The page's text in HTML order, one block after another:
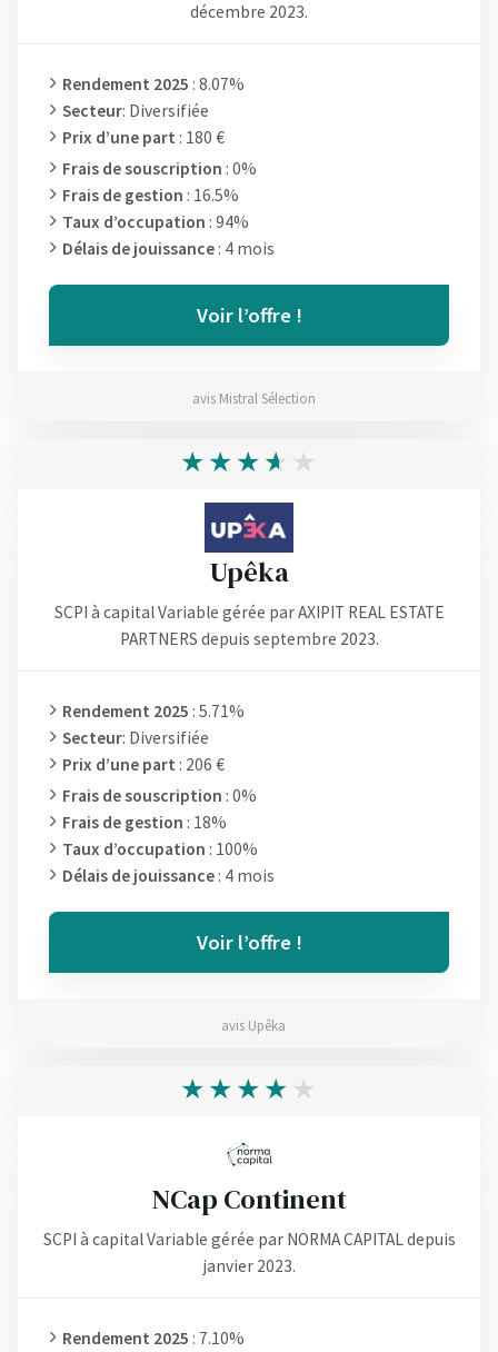
décembre 2023.
Rendement 2025 : 8.07%
Secteur: Diversifiée
Prix d’une part : 180 €
Frais de souscription : 0%
Frais de gestion : 16.5%
Taux d’occupation : 94%
Délais de jouissance : 4 mois
Voir l’offre !
avis Mistral Sélection
Upêka
SCPI à capital Variable gérée par AXIPIT REAL ESTATE
PARTNERS depuis septembre 2023.
Rendement 2025 : 5.71%
Secteur: Diversifiée
Prix d’une part : 206 €
Frais de souscription : 0%
Frais de gestion : 18%
Taux d’occupation : 100%
Délais de jouissance : 4 mois
Voir l’offre !
avis Upêka
NCap Continent
SCPI à capital Variable gérée par NORMA CAPITAL depuis
janvier 2023.
Rendement 2025 : 7.10%